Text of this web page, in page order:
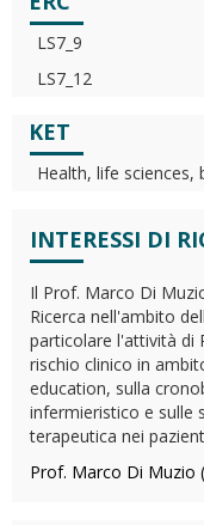
LS7_9
LS7_12
KET
Health, life sciences,
INTERESSI DI
Il Prof. Marco Di
Ricerca nell'ambito
particolare l'attività di
rischio clinico in
education, sulla
infermieristico e sulle
terapeutica nei
Prof. Marco Di Muzio